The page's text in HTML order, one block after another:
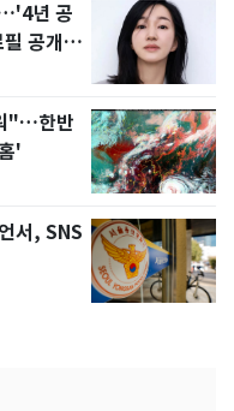
년 공
공개
"…한반
'
서, SNS